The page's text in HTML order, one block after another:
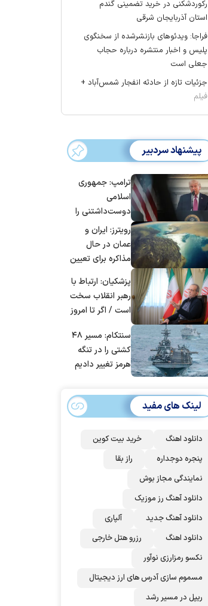
رکوردشکنی در خرید تضمینی گندم
استان آذربایجان شرقی
فراجا: ویدئوهای بازنشرشده از سخنگوی
پلیس و اخبار منتشره درباره حجاب
جعلی است
جزئیات تازه از حادثه انفجار شمس‌آباد +
فیلم
پیشنهاد سردبیر
ترامپ: جمهوری
اسلامی
دوست‌داشتنی را
حسابی می‌کوبیم |
برای بزرگ‌ترین
حمله آماده بودیم
است، درست
است؟
رویترز: ایران و
عمان در حال
مذاکره برای تعیین
تنگه هرمز هستند
پزشکیان: ارتباط با
رهبر انقلاب سخت
است / اگر تا امروز
مردم ایران استسنتکام: مسیر ۴۸
کشتی را در تنگه
هرمز تغییر دادیم
لینک های مفید
دانلود اهنگ
خرید بیت کوین
پنجره دوجداره
راز بقا
نمایندگی مجاز بوش
دانلود آهنگ رز‌ موزیک
دانلود آهنگ جدید
آلپاری
دانلود اهنگ
رزرو هتل خارجی
نکسو رمزارزی نوآور
مسموم سازی آدرس های ارز دیجیتال
ریپل در مسیر رشد